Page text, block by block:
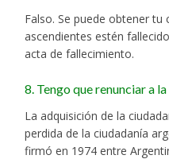
Falso. Se puede obtener tu
ascendientes estén
acta de fallecimiento.
8. Tengo que renunciar a
La adquisición de la
perdida de la ciudadanía
firmó en 1974 entre